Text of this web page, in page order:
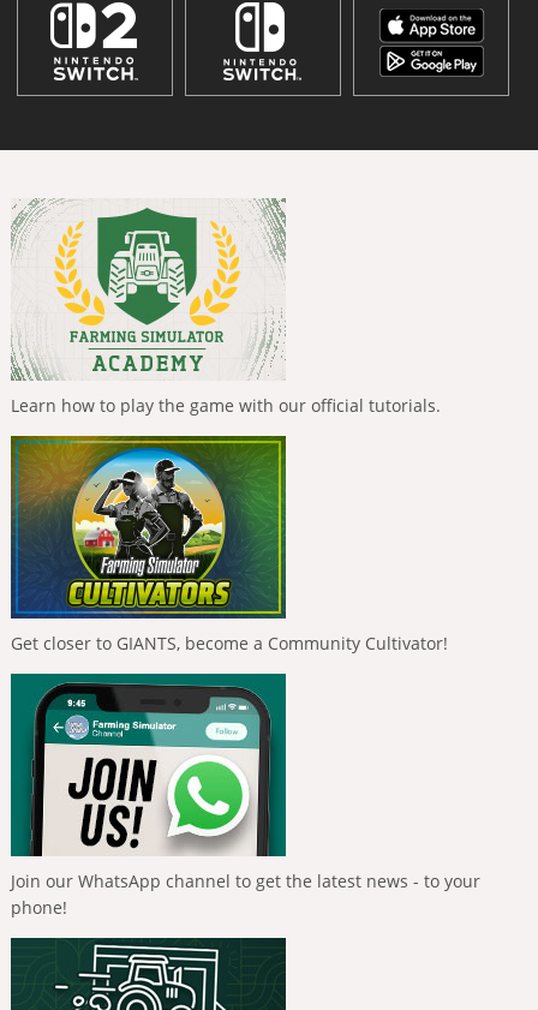
Learn how to play the game with our official tutorials.
Get closer to GIANTS, become a Community Cultivator!
Join our WhatsApp channel to get the latest news - to your
phone!